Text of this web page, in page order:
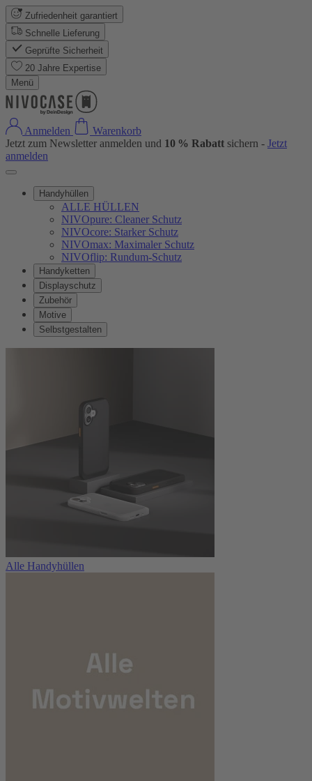
Zufriedenheit garantiert
Schnelle Lieferung
Geprüfte Sicherheit
20 Jahre Expertise
Menü
Anmelden
Warenkorb
Jetzt zum Newsletter anmelden und 10 % Rabatt sichern - Jetzt
anmelden
Handyhüllen
ALLE HÜLLEN
NIVOpure: Cleaner Schutz
NIVOcore: Starker Schutz
NIVOmax: Maximaler Schutz
NIVOflip: Rundum-Schutz
Handyketten
Displayschutz
Zubehör
Motive
Selbstgestalten
Alle Handyhüllen